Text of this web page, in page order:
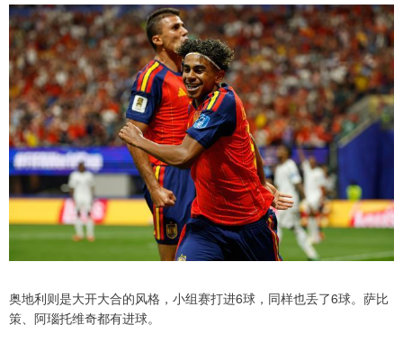
奥地利则是大开大合的风格，小组赛打进6球，同样也丢了6球。萨比
策、阿瑙托维奇都有进球。